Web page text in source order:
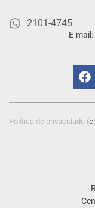
2101-4745
E-mail:
Política de privacidade (